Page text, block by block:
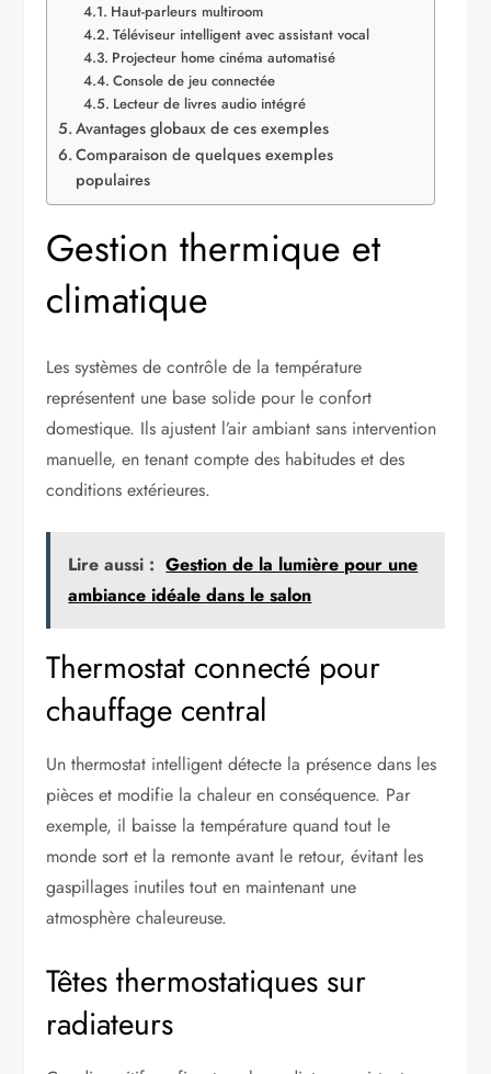
Haut-parleurs multiroom
Téléviseur intelligent avec assistant vocal
Projecteur home cinéma automatisé
Console de jeu connectée
Lecteur de livres audio intégré
Avantages globaux de ces exemples
Comparaison de quelques exemples
populaires
Gestion thermique et
climatique
Les systèmes de contrôle de la température
représentent une base solide pour le confort
domestique. Ils ajustent l’air ambiant sans intervention
manuelle, en tenant compte des habitudes et des
conditions extérieures.
Lire aussi : Gestion de la lumière pour une
ambiance idéale dans le salon
Thermostat connecté pour
chauffage central
Un thermostat intelligent détecte la présence dans les
pièces et modifie la chaleur en conséquence. Par
exemple, il baisse la température quand tout le
monde sort et la remonte avant le retour, évitant les
gaspillages inutiles tout en maintenant une
atmosphère chaleureuse.
Têtes thermostatiques sur
radiateurs